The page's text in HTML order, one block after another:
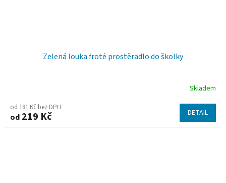
Zelená louka froté prostěradlo do školky
Skladem
od 181 Kč bez DPH
od 219 Kč DETAIL